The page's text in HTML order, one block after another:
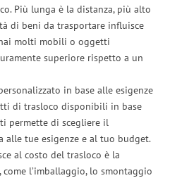
Più lunga è la distanza, più alto
di beni da trasportare influisce
hai molti mobili o oggetti
superiore rispetto a un
in base alle esigenze
di trasloco disponibili in base
permette di scegliere il
alle tue esigenze e al tuo budget.
al costo del trasloco è la
l’imballaggio, lo smontaggio